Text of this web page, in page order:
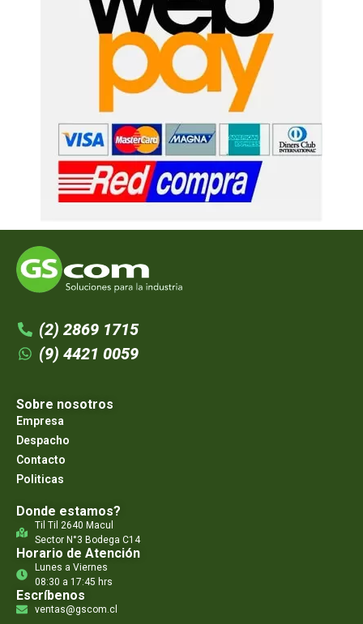
(2) 2869 1715
(9) 4421 0059
Sobre nosotros
Empresa
Despacho
Contacto
Politicas
Donde estamos?
Til Til 2640 Macul
Sector N°3 Bodega C14
Horario de Atención
Lunes a Viernes
08:30 a 17:45 hrs
Escríbenos
ventas@gscom.cl